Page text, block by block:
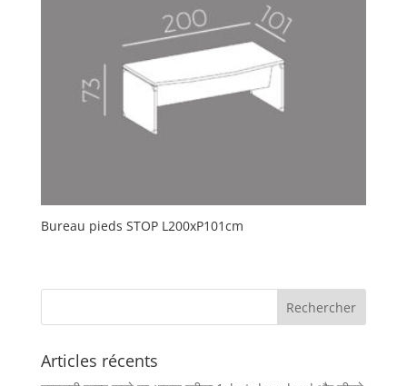
Bureau pieds STOP L200xP101cm
Articles récents